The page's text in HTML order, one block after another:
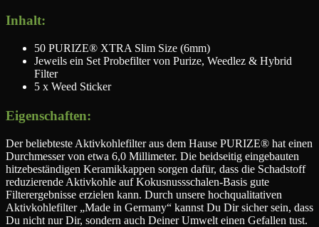
Inhalt:
50 PURIZE® XTRA Slim Size (6mm)
Jeweils ein Set Probefilter von Purize, Weedlez & Hybrid
Filter
5 x Weed Sticker
Eigenschaften:
Der beliebteste Aktivkohlefilter aus dem Hause PURIZE® hat einen
Durchmesser von etwa 6,0 Millimeter. Die beidseitig eingebauten
hitzebeständigen Keramikkappen sorgen dafür, dass die Schadstoff
reduzierende Aktivkohle auf Kokusnussschalen-Basis gute
Filterergebnisse erzielen kann. Durch unsere hochqualitativen
Aktivkohlefilter „Made in Germany“ kannst Du Dir sicher sein, dass
Du nicht nur Dir, sondern auch Deiner Umwelt einen Gefallen tust.